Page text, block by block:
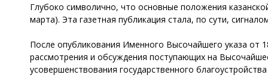
Глубоко символично, что основные положения
марта). Эта газетная публикация стала, по сути,
После опубликования Именного Высочайшего указа от
рассмотрения и обсуждения поступающих на
усовершенствования государственного